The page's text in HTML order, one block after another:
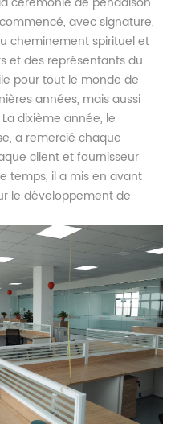
avec signature,
cheminement spirituel et
et des représentants du
pour tout le monde de
années, mais aussi
dixième année, le
a remercié chaque
client et fournisseur
temps, il a mis en avant
le développement de